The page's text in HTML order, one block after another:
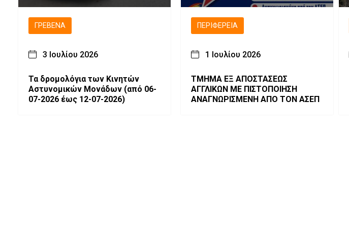
ΓΡΕΒΕΝΆ
3 Ιουλίου 2026
Τα δρομολόγια των Κινητών
Αστυνομικών Μονάδων (από 06-
07-2026 έως 12-07-2026)
ΠΕΡΙΦΈΡΕΙΑ
1 Ιουλίου 2026
ΤΜΗΜΑ ΕΞ ΑΠΟΣΤΑΣΕΩΣ
ΑΓΓΛΙΚΩΝ ΜΕ ΠΙΣΤΟΠΟΙΗΣΗ
ΑΝΑΓΝΩΡΙΣΜΕΝΗ ΑΠΟ ΤΟΝ ΑΣΕΠ